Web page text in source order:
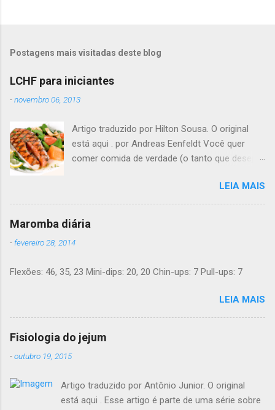
Postagens mais visitadas deste blog
LCHF para iniciantes
-novembro 06, 2013
Artigo traduzido por Hilton Sousa. O original
está aqui . por Andreas Eenfeldt Você quer
comer comida de verdade (o tanto que desejar)
"bom demais para ser verdade", mas LCHF (low
carb, high fat - pouco carboidrato, muita
gordura) é um método que tem sido usado há
suporte com provas de que funciona. Não é
nem "substituições de refeições" bizarras, nem
senso. E toda a informação dada aqui é 100%
grátis. Introdução Uma dieta LCHF indica que
você come menos carboidratos e uma
outras comidas deliciosas até estar satisfeito -
LEIA MAIS
Maromba diária
- fevereiro 28, 2014
Flexões: 46, 35, 23 Mini-dips: 20, 20 Chin-ups: 7 Pull-ups: 7
LEIA MAIS
Fisiologia do jejum
-outubro 19, 2015
Artigo traduzido por Antônio Junior. O original
está aqui . Esse artigo é parte de uma série sobre